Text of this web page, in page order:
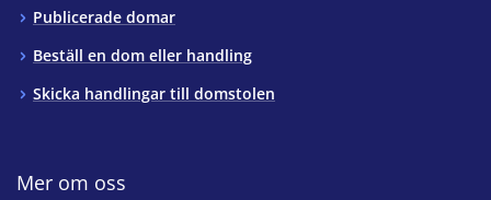
Publicerade domar
Beställ en dom eller handling
Skicka handlingar till domstolen
Mer om oss